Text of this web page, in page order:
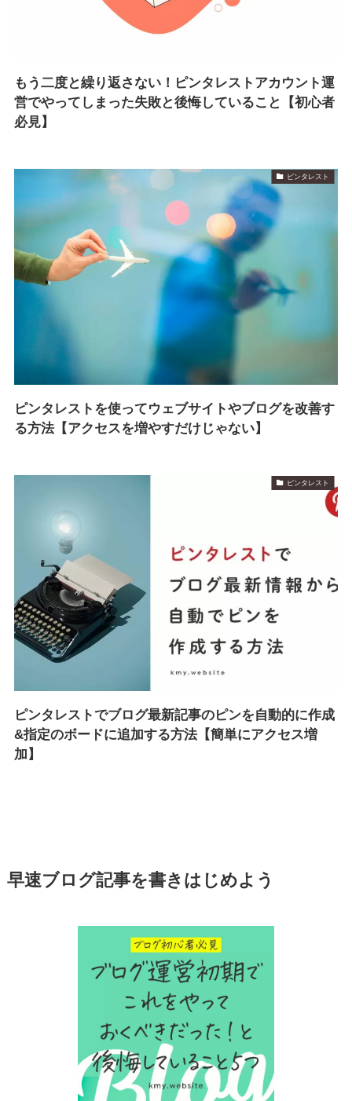
もう二度と繰り返さない！ピンタレストアカウント運
営でやってしまった失敗と後悔していること【初心者
必見】
ピンタレスト
ピンタレストを使ってウェブサイトやブログを改善す
る方法【アクセスを増やすだけじゃない】
ピンタレスト
ピンタレストでブログ最新記事のピンを自動的に作成
&指定のボードに追加する方法【簡単にアクセス増
加】
早速ブログ記事を書きはじめよう